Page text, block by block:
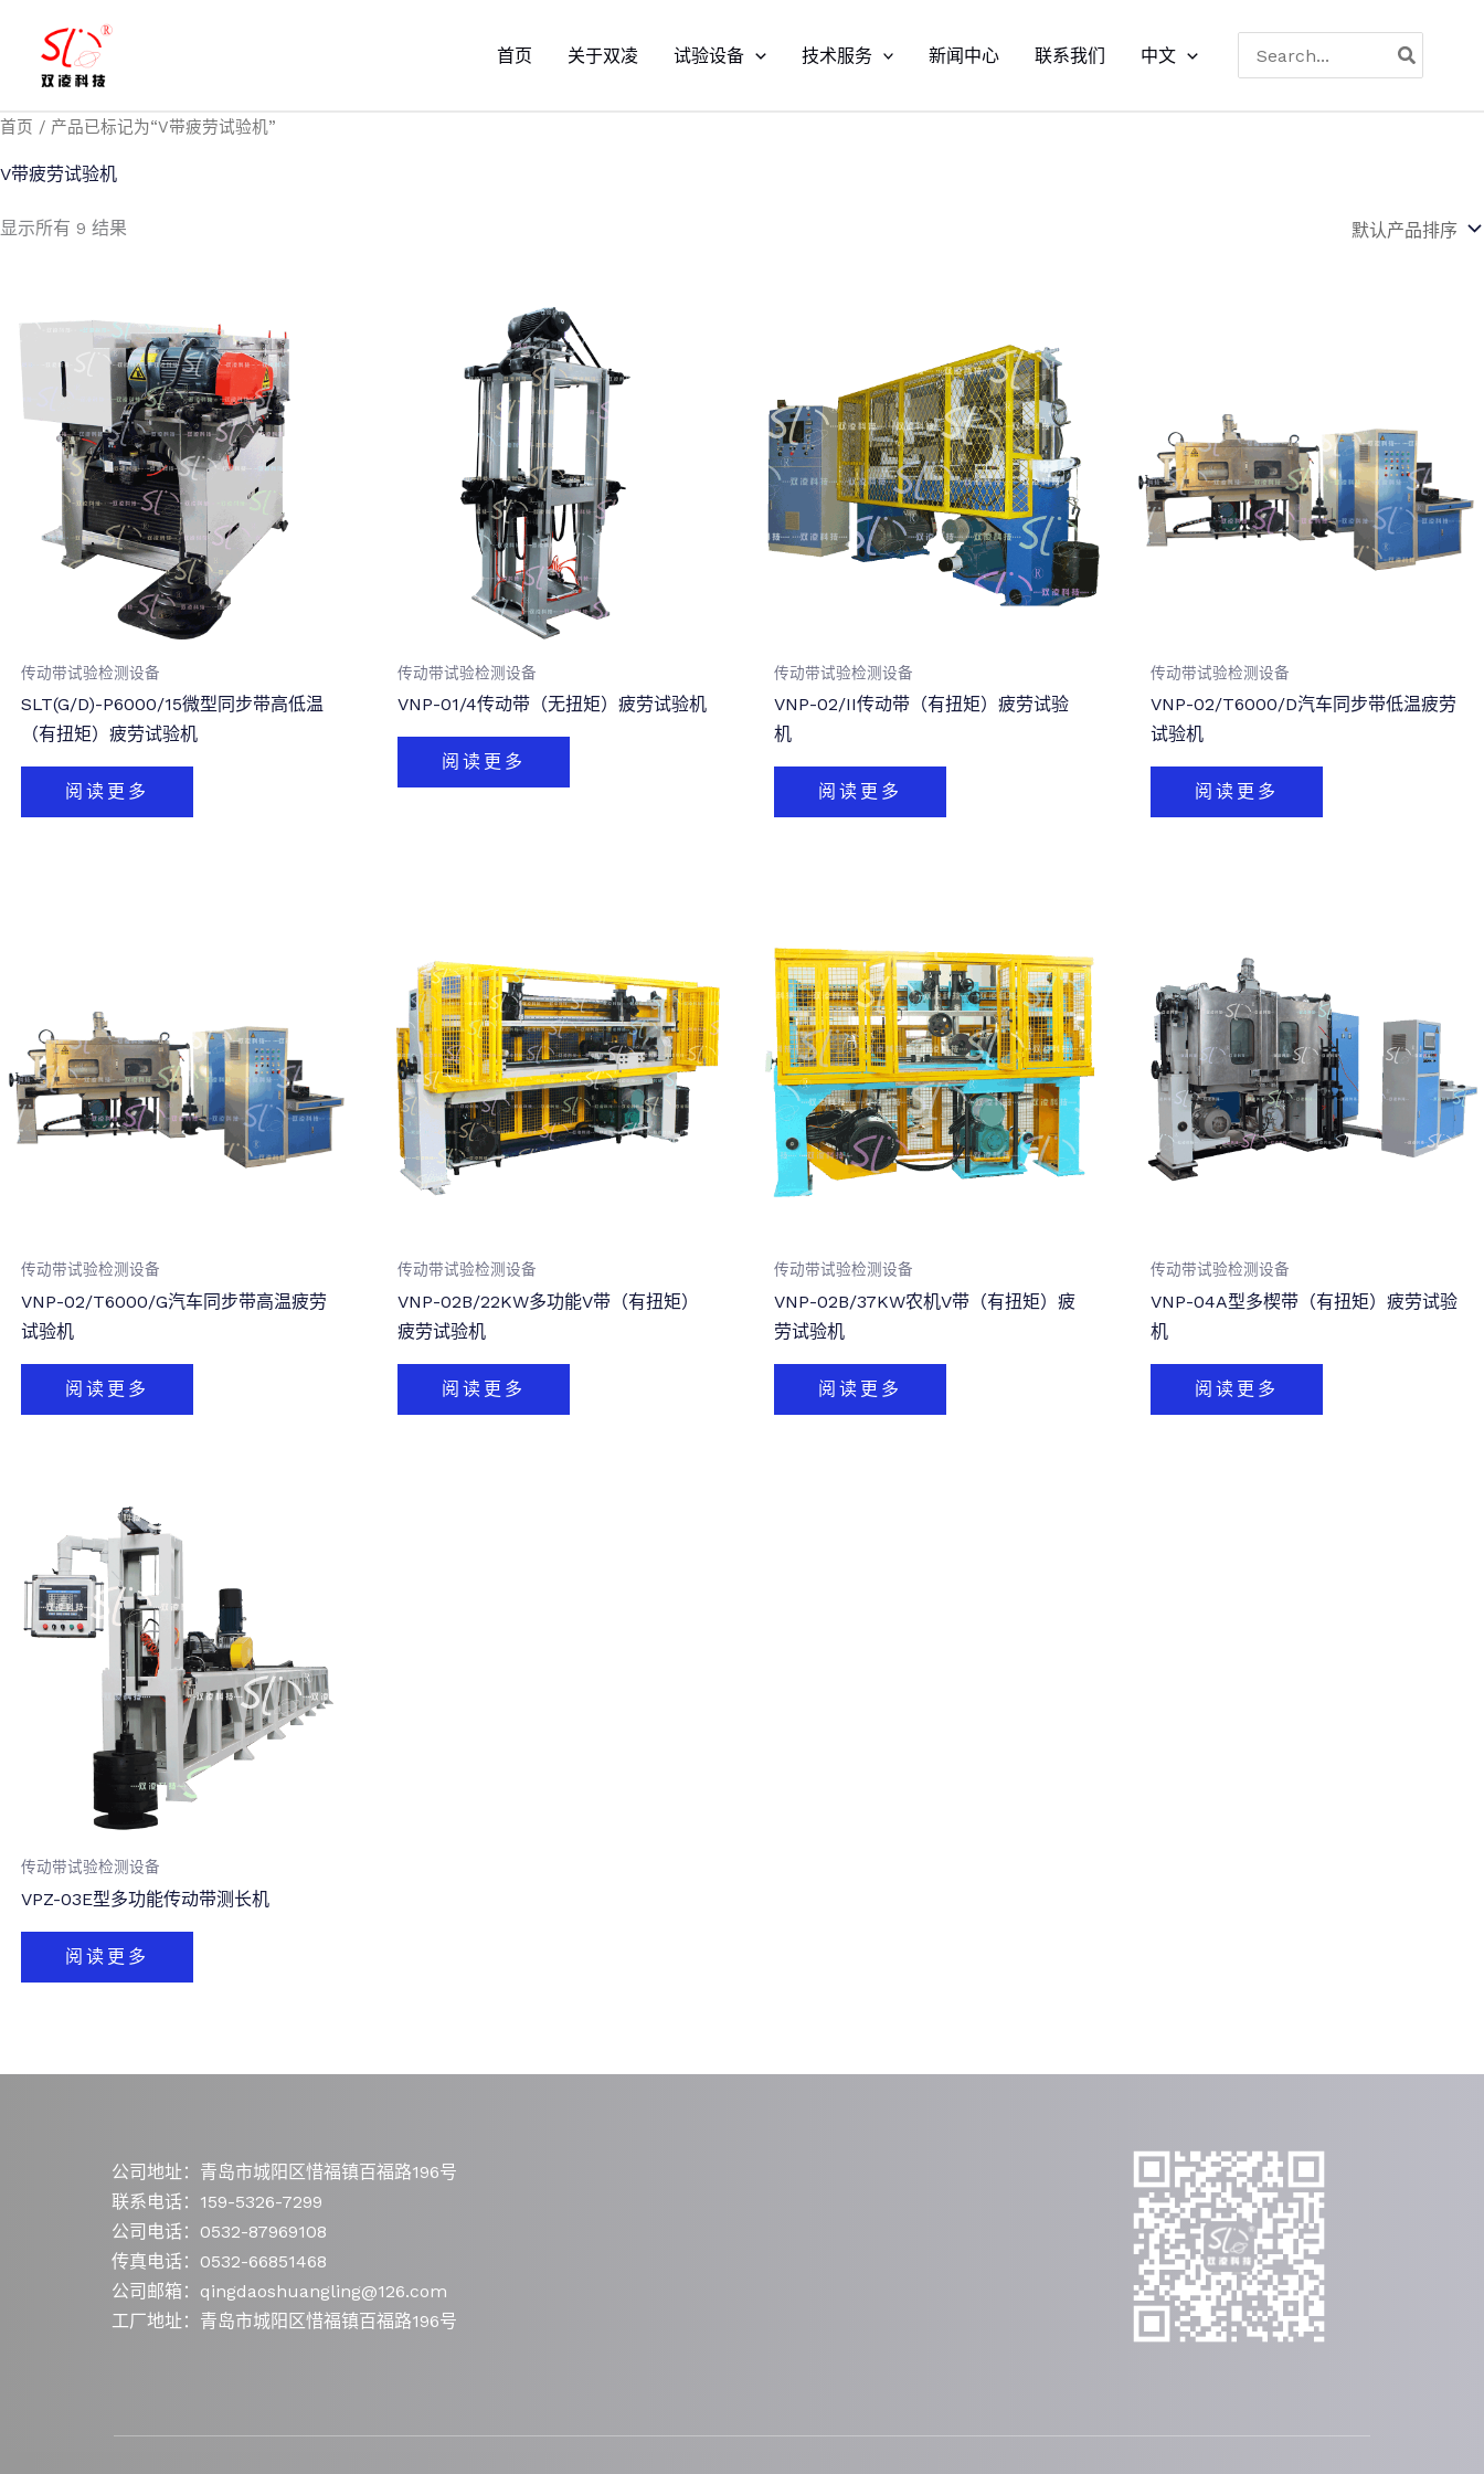
首页 关于双凌 试验设备 技术服务 新闻中心 联系我们 中文
索
首页 / 产品已标记为“V带疲劳试验机”
V带疲劳试验机
显示所有 9 结果
传动带试验检测设备
SLT(G/D)-P6000/15微型同步带高低温
（有扭矩）疲劳试验机
阅读更多
传动带试验检测设备
VNP-01/4传动带（无扭矩）疲劳试验机
阅读更多
传动带试验检测设备
VNP-02/II传动带（有扭矩）疲劳试验
机
阅读更多
传动带试验检测设备
VNP-02/T6000/D汽车同步带低温疲劳
试验机
阅读更多
传动带试验检测设备
VNP-02/T6000/G汽车同步带高温疲劳
试验机
阅读更多
传动带试验检测设备
VNP-02B/22KW多功能V带（有扭矩）
疲劳试验机
阅读更多
传动带试验检测设备
VNP-02B/37KW农机V带（有扭矩）疲
劳试验机
阅读更多
传动带试验检测设备
VNP-04A型多楔带（有扭矩）疲劳试验
机
阅读更多
传动带试验检测设备
VPZ-03E型多功能传动带测长机
阅读更多
公司地址：青岛市城阳区惜福镇百福路196号
联系电话：159-5326-7299
公司电话：0532-87969108
传真电话：0532-66851468
公司邮箱：qingdaoshuangling@126.com
工厂地址：青岛市城阳区惜福镇百福路196号